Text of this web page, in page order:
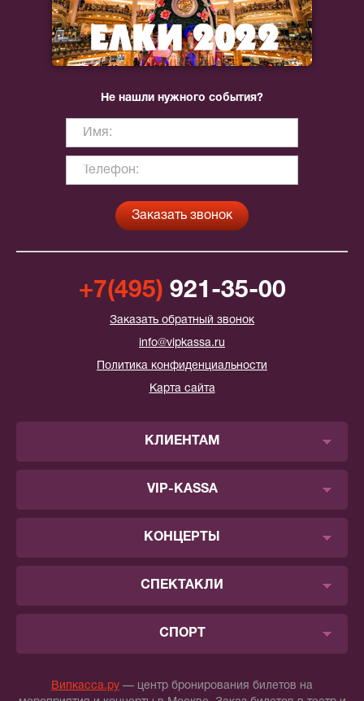
Не нашли нужного события?
+7(495) 921-35-00
Заказать обратный звонок
info@vipkassa.ru
Политика конфиденциальности
Карта сайта
КЛИЕНТАМ
VIP-KASSA
КОНЦЕРТЫ
СПЕКТАКЛИ
СПОРТ
Випкасса.ру — центр бронирования билетов на